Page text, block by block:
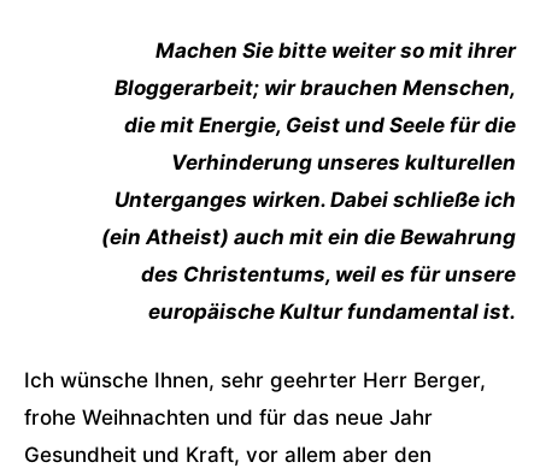
Machen Sie bitte weiter so mit ihrer
Bloggerarbeit; wir brauchen Menschen,
die mit Energie, Geist und Seele für die
Verhinderung unseres kulturellen
Unterganges wirken. Dabei schließe ich
(ein Atheist) auch mit ein die Bewahrung
des Christentums, weil es für unsere
europäische Kultur fundamental ist.
Ich wünsche Ihnen, sehr geehrter Herr Berger,
frohe Weihnachten und für das neue Jahr
Gesundheit und Kraft, vor allem aber den